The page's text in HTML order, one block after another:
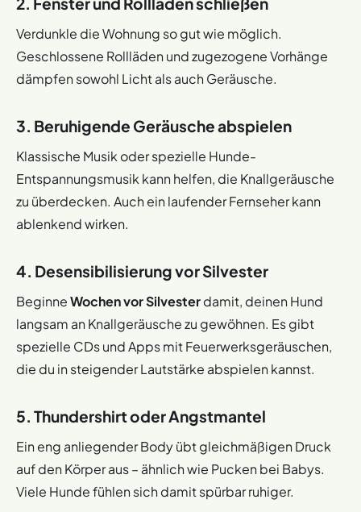
Verdunkle die Wohnung so gut wie möglich.
Geschlossene Rollläden und zugezogene Vorhänge
dämpfen sowohl Licht als auch Geräusche.
3. Beruhigende Geräusche abspielen
Klassische Musik oder spezielle Hunde-
Entspannungsmusik kann helfen, die Knallgeräusche
zu überdecken. Auch ein laufender Fernseher kann
ablenkend wirken.
4. Desensibilisierung vor Silvester
BeginneWochen vor Silvesterdamit, deinen Hund
langsam an Knallgeräusche zu gewöhnen. Es gibt
spezielle CDs und Apps mit Feuerwerksgeräuschen,
die du in steigender Lautstärke abspielen kannst.
5. Thundershirt oder Angstmantel
Ein eng anliegender Body übt gleichmäßigen Druck
auf den Körper aus – ähnlich wie Pucken bei Babys.
Viele Hunde fühlen sich damit spürbar ruhiger.